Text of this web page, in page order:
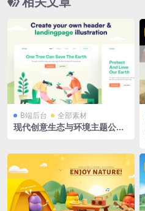
B端后台 全部素材
现代创意生态与环境主题公共